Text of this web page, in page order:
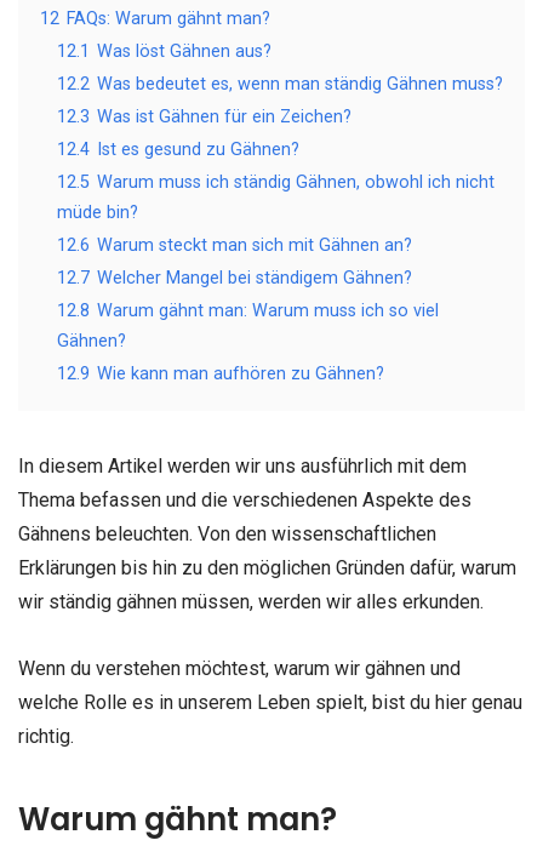
12 FAQs: Warum gähnt man?
12.1 Was löst Gähnen aus?
12.2 Was bedeutet es, wenn man ständig Gähnen muss?
12.3 Was ist Gähnen für ein Zeichen?
12.4 Ist es gesund zu Gähnen?
12.5 Warum muss ich ständig Gähnen, obwohl ich nicht
müde bin?
12.6 Warum steckt man sich mit Gähnen an?
12.7 Welcher Mangel bei ständigem Gähnen?
12.8 Warum gähnt man: Warum muss ich so viel
Gähnen?
12.9 Wie kann man aufhören zu Gähnen?
In diesem Artikel werden wir uns ausführlich mit dem
Thema befassen und die verschiedenen Aspekte des
Gähnens beleuchten. Von den wissenschaftlichen
Erklärungen bis hin zu den möglichen Gründen dafür, warum
wir ständig gähnen müssen, werden wir alles erkunden.
Wenn du verstehen möchtest, warum wir gähnen und
welche Rolle es in unserem Leben spielt, bist du hier genau
richtig.
Warum gähnt man?